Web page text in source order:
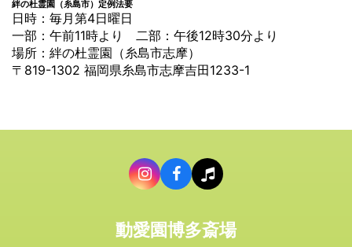
絆の杜霊園（糸島市）定例法要
日時：毎月第4日曜日
一部：午前11時より 二部：午後12時30分より
場所：絆の杜霊園（糸島市志摩）
〒819-1302 福岡県糸島市志摩吉田1233-1
動愛園博多斎場